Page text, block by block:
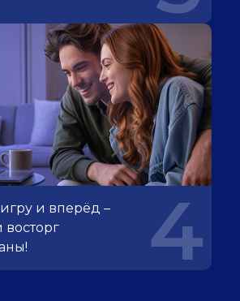
и вперёд –
восторг
4